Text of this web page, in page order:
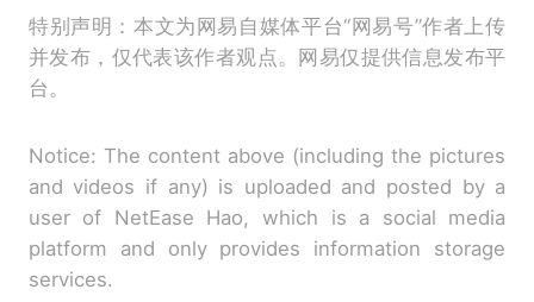
特别声明：本文为网易自媒体平台“网易号”作者上传
并发布，仅代表该作者观点。网易仅提供信息发布平
台。
Notice: The content above (including the pictures
and videos if any) is uploaded and posted by a
user of NetEase Hao, which is a social media
platform and only provides information storage
services.